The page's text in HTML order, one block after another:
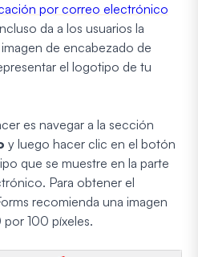
por correo electrónico
da a los usuarios la
de encabezado de
el logotipo de tu
es navegar a la sección
y luego hacer clic en el botón
que se muestre en la parte
Para obtener el
recomienda una imagen
100 píxeles.